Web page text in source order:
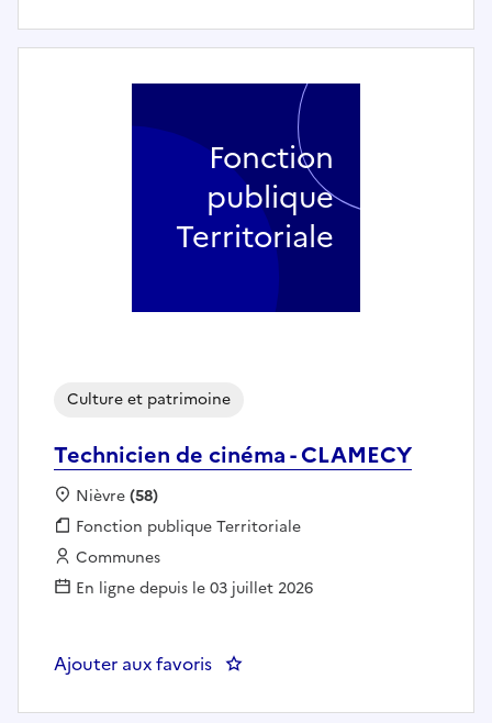
Technicien de cinéma - CLAMECY
Culture et patrimoine
Localisation :
Nièvre(58)
Fonction publique :
Fonction publique Territoriale
Employeur :
Communes
En ligne depuis le 03 juillet 2026
Ajouter aux favoris : Technicien de cinéma -
Fonction
publique
Territoriale